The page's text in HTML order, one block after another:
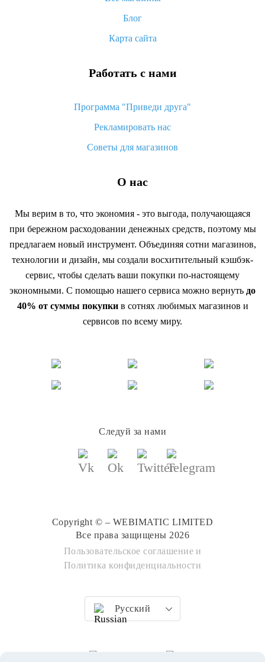
возврата денег
Блог
Карта сайта
Работать с нами
Программа "Приведи друга"
Рекламировать нас
Советы для магазинов
О нас
Мы верим в то, что экономия - это выгода, получающаяся
при бережном расходовании денежных средств, поэтому мы
предлагаем новый инструмент. Объединяя сотни магазинов,
технологии и дизайн, мы создали восхитительный кэшбэк-
сервис, чтобы сделать ваши покупки по-настоящему
экономными. С помощью нашего сервиса можно вернуть до
40% от суммы покупкив сотнях любимых магазинов и
сервисов по всему миру.
Следуй за нами
Copyright © – WEBIMATIC LIMITED
Все права защищены 2026
Пользовательское соглашение и
Политика конфиденциальности
Русский